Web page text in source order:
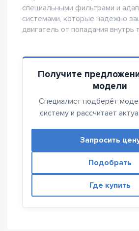
специальными фильтрами и
системами, которые надежно
двигатель от попадания внутрь
Получите
модели
Специалист подберёт
систему и рассчитает
Запросить
Подобрать
Где купить